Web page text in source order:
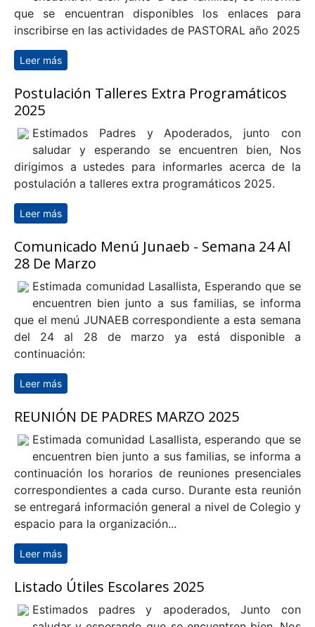
adecuado para la concentración...
Leer mássobre Calendario Evaluaciones Formativas Unidad 1
Inscripción Pastoral 2025
Estimada comunidad Lasallista, Esperando que se
encuentren bien junto a sus familias, se informa
que se encuentran disponibles los enlaces para
inscribirse en las actividades de PASTORAL año 2025
Leer mássobre Inscripción Pastoral 2025
Postulación Talleres Extra Programáticos
2025
Estimados Padres y Apoderados, junto con
saludar y esperando se encuentren bien, Nos
dirigimos a ustedes para informarles acerca de la
postulación a talleres extra programáticos 2025.
Leer mássobre Postulación Talleres Extra Programáticos 2025
Comunicado Menú Junaeb - Semana 24 Al
28 De Marzo
encuentren bien junto a sus familias, se informa
que el menú JUNAEB correspondiente a esta semana
del 24 al 28 de marzo ya está disponible a
continuación:
Leer mássobre Comunicado Menú Junaeb - Semana 24 Al 28
De Marzo
REUNIÓN DE PADRES MARZO 2025
Estimada comunidad Lasallista, esperando que se
continuación los horarios de reuniones presenciales
correspondientes a cada curso. Durante esta reunión
se entregará información general a nivel de Colegio y